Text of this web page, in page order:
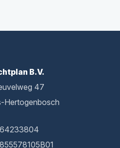
B.V.
47
Hertogenbosch